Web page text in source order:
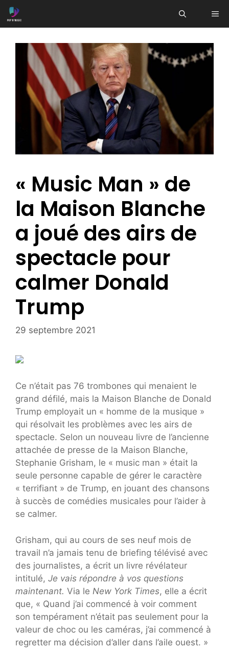
Aller
au
« Music Man » de
la Maison Blanche
a joué des airs de
spectacle pour
calmer Donald
Trump
29 septembre 2021
Ce n’était pas 76 trombones qui menaient le
grand défilé, mais la Maison Blanche de Donald
Trump employait un « homme de la musique »
qui résolvait les problèmes avec les airs de
spectacle. Selon un nouveau livre de l’ancienne
attachée de presse de la Maison Blanche,
Stephanie Grisham, le « music man » était la
seule personne capable de gérer le caractère
« terrifiant » de Trump, en jouant des chansons
à succès de comédies musicales pour l’aider à
se calmer.
Grisham, qui au cours de ses neuf mois de
travail n’a jamais tenu de briefing télévisé avec
des journalistes, a écrit un livre révélateur
intitulé, Je vais répondre à vos questions
maintenant. Via le New York Times, elle a écrit
que, « Quand j’ai commencé à voir comment
son tempérament n’était pas seulement pour la
valeur de choc ou les caméras, j’ai commencé à
regretter ma décision d’aller dans l’aile ouest. »